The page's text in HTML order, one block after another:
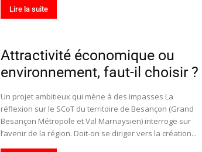
Lire la suite
Attractivité économique ou
environnement, faut-il choisir ?
Un projet ambitieux qui mène à des impasses La
réflexion sur le SCoT du territoire de Besançon (Grand
Besançon Métropole et Val Marnaysien) interroge sur
l’avenir de la région. Doit-on se diriger vers la création...